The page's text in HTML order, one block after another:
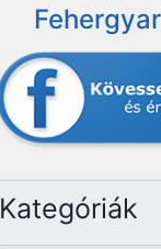
Kategóriák